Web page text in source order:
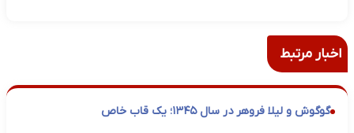
اخبار مرتبط
گوگوش و لیلا فروهر در سال ۱۳۴۵؛ یک قاب خاص